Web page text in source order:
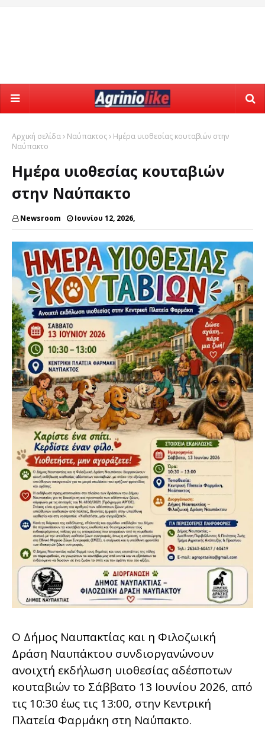
Αρχική σελίδα Ναύπακτος
Hμέρα υιοθεσίας κουταβιών στην
Ναύπακτο
Hμέρα υιοθεσίας κουταβιών
στην Ναύπακτο
Newsroom Ιουνίου 12, 2026,
Ο Δήμος Ναυπακτίας και η Φιλοζωική
Δράση Ναυπάκτου συνδιοργανώνουν
ανοιχτή εκδήλωση υιοθεσίας αδέσποτων
κουταβιών το Σάββατο 13 Ιουνίου 2026, από
τις 10:30 έως τις 13:00, στην Κεντρική
Πλατεία Φαρμάκη στη Ναύπακτο.